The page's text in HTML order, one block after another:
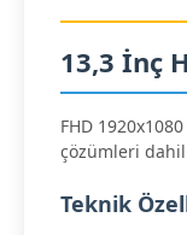
13,3 İnç
FHD
çözümleri
Teknik